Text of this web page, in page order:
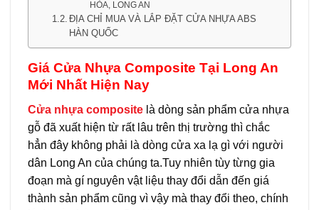
HÒA, LONG AN
ĐỊA CHỈ MUA VÀ LẮP ĐẶT CỬA NHỰA ABS
HÀN QUỐC
Giá Cửa Nhựa Composite Tại Long An
Mới Nhất Hiện Nay
Cửa nhựa composite là dòng sản phẩm cửa nhựa
gỗ đã xuất hiện từ rất lâu trên thị trường thì chắc
hẳn đây không phải là dòng cửa xa lạ gì với người
dân Long An của chúng ta.Tuy nhiên tùy từng gia
đoạn mà gí nguyên vật liệu thay đổi dẫn đến giá
thành sản phẩm cũng vì vậy mà thay đổi theo, chính